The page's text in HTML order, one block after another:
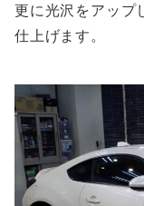
更に光沢をアップ
仕上げます。